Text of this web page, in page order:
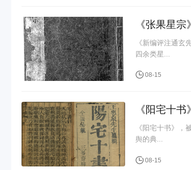
《张果星
《新编评注通
四余类星...
08-15
《阳宅十
《阳宅十书》
舆的典...
08-15